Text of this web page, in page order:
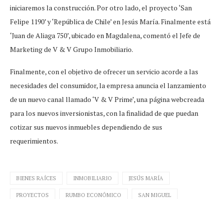
iniciaremos la construcción. Por otro lado, el proyecto ‘San
Felipe 1190’ y ‘República de Chile’ en Jesús María. Finalmente está
‘Juan de Aliaga 750’, ubicado en Magdalena, comentó el Jefe de
Marketing de V & V Grupo Inmobiliario.
Finalmente, con el objetivo de ofrecer un servicio acorde a las
necesidades del consumidor, la empresa anuncia el lanzamiento
de un nuevo canal llamado ‘V & V Prime’, una página webcreada
para los nuevos inversionistas, con la finalidad de que puedan
cotizar sus nuevos inmuebles dependiendo de sus
requerimientos.
BIENES RAÍCES INMOBILIARIO JESÚS MARÍA
PROYECTOS RUMBO ECONÓMICO SAN MIGUEL